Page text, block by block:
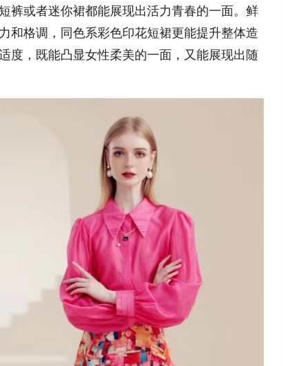
裤或者迷你裙都能展现出活力青春的一面。鲜
和格调，同色系彩色印花短裙更能提升整体造
度，既能凸显女性柔美的一面，又能展现出随